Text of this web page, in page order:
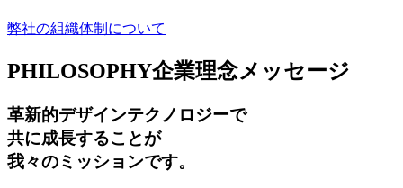
弊社の組織体制について
PHILOSOPHY企業理念メッセージ
革新的デザインテクノロジーで
共に成長することが
我々のミッションです。